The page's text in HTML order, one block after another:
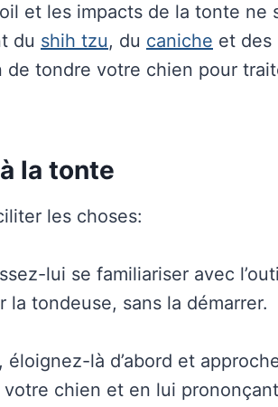
et les impacts de la tonte ne
du shih tzu, du caniche et des
tondre votre chien pour
la tonte
les choses:
lui se familiariser avec
la tondeuse, sans la démarrer.
là d’abord et
chien et en lui